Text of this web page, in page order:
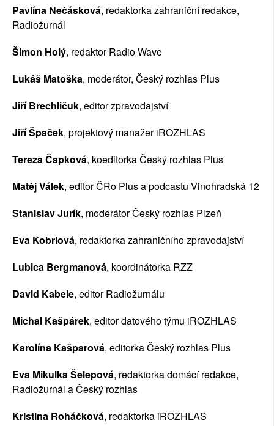
Pavlína Nečásková, redaktorka zahraniční redakce,
Radiožurnál
Šimon Holý, redaktor Radio Wave
Lukáš Matoška, moderátor, Český rozhlas Plus
Jiří Brechličuk, editor zpravodajství
Jiří Špaček, projektový manažer iROZHLAS
Tereza Čapková, koeditorka Český rozhlas Plus
Matěj Válek, editor ČRo Plus a podcastu Vinohradská 12
Stanislav Jurík, moderátor Český rozhlas Plzeň
Eva Kobrlová, redaktorka zahraničního zpravodajství
Lubica Bergmanová, koordinátorka RZZ
David Kabele, editor Radiožurnálu
Michal Kašpárek, editor datového týmu iROZHLAS
Karolína Kašparová, editorka Český rozhlas Plus
Eva Mikulka Šelepová, redaktorka domácí redakce,
Radiožurnál a Český rozhlas
Kristina Roháčková, redaktorka iROZHLAS